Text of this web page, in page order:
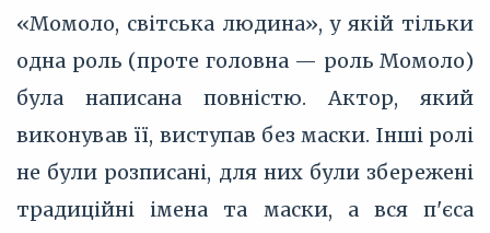
«Момоло, світська людина», у якій тільки
одна роль (проте головна — роль Момоло)
була написана повністю. Актор, який
виконував її, виступав без маски. Інші ролі
не були розписані, для них були збережені
традиційні імена та маски, а вся п'єса